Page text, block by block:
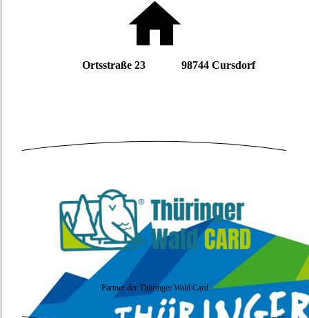
Ortsstraße 23 98744 Cursdorf
Partner der Thüringer Wald Card